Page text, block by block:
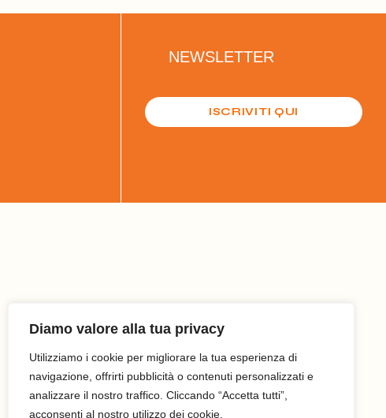
Diamo valore alla tua privacy
Utilizziamo i cookie per migliorare la tua esperienza di
navigazione, offrirti pubblicità o contenuti personalizzati e
analizzare il nostro traffico. Cliccando “Accetta tutti”,
acconsenti al nostro utilizzo dei cookie.
NEWSLETTER
ISCRIVITI QUI